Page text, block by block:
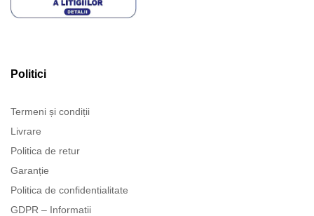
Politici
Termeni și condiții
Livrare
Politica de retur
Garanție
Politica de confidentialitate
GDPR – Informatii